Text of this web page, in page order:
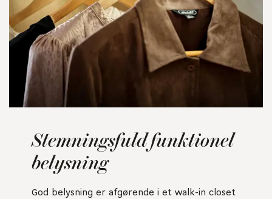
Stemningsfuld funktionel
belysning
God belysning er afgørende i et walk-in closet